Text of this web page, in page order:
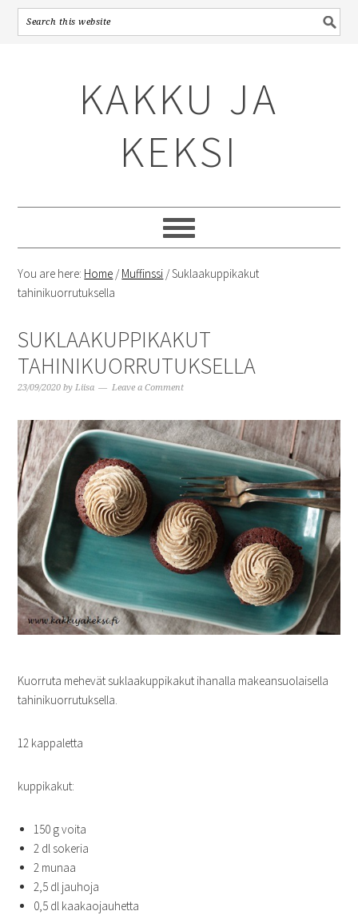
KAKKU JA
KEKSI
You are here: Home /Muffinssi /Suklaakuppikakut
tahinikuorrutuksella
SUKLAAKUPPIKAKUT
TAHINIKUORRUTUKSELLA
23/09/2020 byLiisa Leave a Comment
Kuorruta mehevät suklaakuppikakut ihanalla makeansuolaisella
tahinikuorrutuksella.
12 kappaletta
kuppikakut:
150 g voita
2 dl sokeria
2 munaa
2,5 dl jauhoja
0,5 dl kaakaojauhetta